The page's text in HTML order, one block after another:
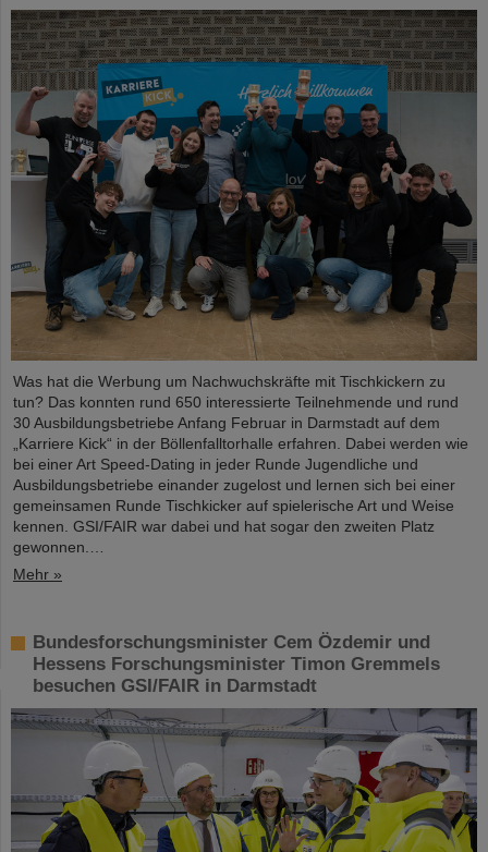
Was hat die Werbung um Nachwuchskräfte mit Tischkickern zu
tun? Das konnten rund 650 interessierte Teilnehmende und rund
30 Ausbildungsbetriebe Anfang Februar in Darmstadt auf dem
„Karriere Kick“ in der Böllenfalltorhalle erfahren. Dabei werden wie
bei einer Art Speed-Dating in jeder Runde Jugendliche und
Ausbildungsbetriebe einander zugelost und lernen sich bei einer
gemeinsamen Runde Tischkicker auf spielerische Art und Weise
kennen. GSI/FAIR war dabei und hat sogar den zweiten Platz
gewonnen.…
Mehr »
Bundesforschungsminister Cem Özdemir und
Hessens Forschungsminister Timon Gremmels
besuchen GSI/FAIR in Darmstadt